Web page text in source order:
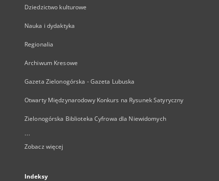
Dziedzictwo kulturowe
Nauka i dydaktyka
Regionalia
Archiwum Kresowe
Gazeta Zielonogórska - Gazeta Lubuska
Otwarty Międzynarodowy Konkurs na Rysunek Satyryczny
Zielonogórska Biblioteka Cyfrowa dla Niewidomych
...
Zobacz więcej
Indeksy